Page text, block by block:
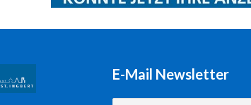
E-Mail Newsletter